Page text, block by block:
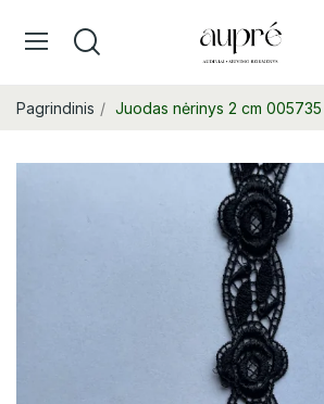
Pagrindinis Juodas nėrinys 2 cm 005735